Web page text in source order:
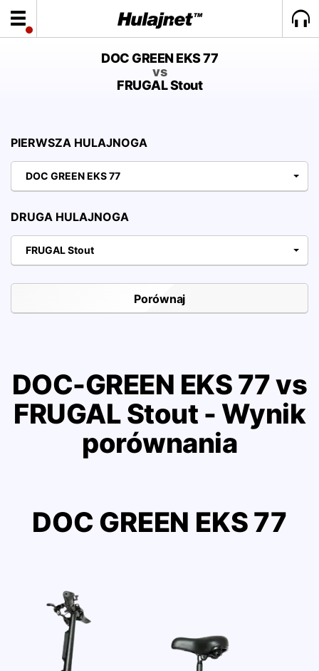
DOC GREEN EKS 77
vs
FRUGAL Stout
PIERWSZA HULAJNOGA
DOC GREEN EKS 77
DRUGA HULAJNOGA
FRUGAL Stout
DOC-GREEN EKS 77 vs
FRUGAL Stout - Wynik
porównania
DOC GREEN EKS 77